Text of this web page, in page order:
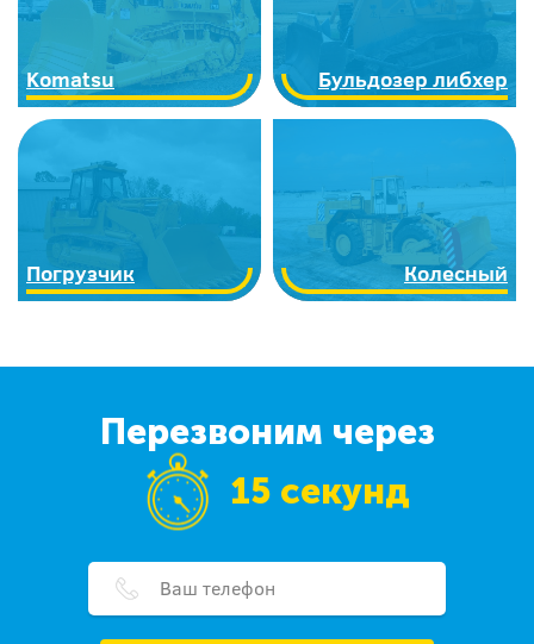
Komatsu Бульдозер либхер
Погрузчик Колесный
Перезвоним через
15 секунд